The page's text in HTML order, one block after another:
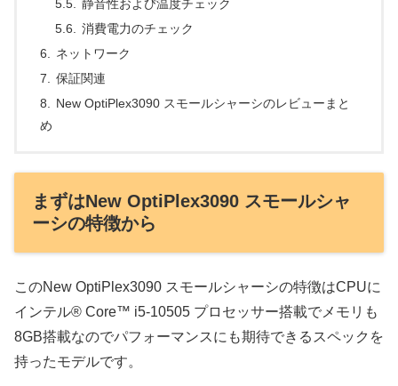
静音性および温度チェック
消費電力のチェック
ネットワーク
保証関連
New OptiPlex3090 スモールシャーシのレビューまと
め
まずはNew OptiPlex3090 スモールシャ
ーシの特徴から
このNew OptiPlex3090 スモールシャーシの特徴はCPUに
インテル® Core™ i5-10505 プロセッサー搭載でメモリも
8GB搭載なのでパフォーマンスにも期待できるスペックを
持ったモデルです。